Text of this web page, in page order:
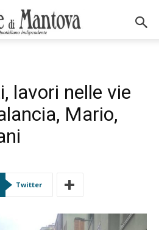
lavori nelle vie
Mario,
Twitter